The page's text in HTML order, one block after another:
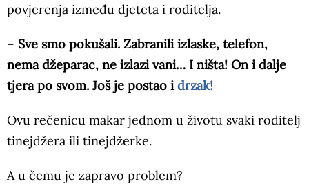
povjerenja između djeteta i roditelja.
– Sve smo pokušali. Zabranili izlaske, telefon,
nema džeparac, ne izlazi vani… I ništa! On i dalje
tjera po svom. Još je postao idrzak!
Ovu rečenicu makar jednom u životu svaki roditelj
tinejdžera ili tinejdžerke.
A u čemu je zapravo problem?